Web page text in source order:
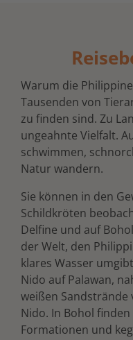
Warum die
Tausenden von
zu finden sind. Zu
ungeahnte Vielfalt.
schwimmen,
Natur wandern.
Sie können in den
Schildkröten
Delfine und auf
der Welt, den
klares Wasser
Nido auf Palawan,
weißen Sandstrände
Nido. In Bohol
Formationen und